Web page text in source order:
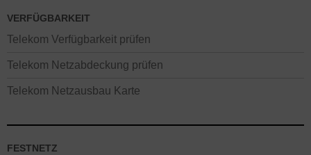
VERFÜGBARKEIT
Telekom Verfügbarkeit prüfen
Telekom Netzabdeckung prüfen
Telekom Netzausbau Karte
FESTNETZ